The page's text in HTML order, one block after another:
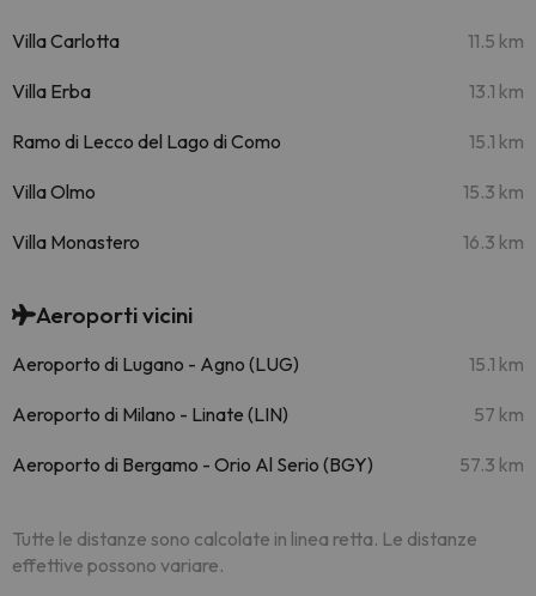
Villa Carlotta 11.5 km
Villa Erba 13.1 km
Ramo di Lecco del Lago di Como 15.1 km
Villa Olmo 15.3 km
Villa Monastero 16.3 km
Aeroporti vicini
Aeroporto di Lugano - Agno (LUG) 15.1 km
Aeroporto di Milano - Linate (LIN) 57 km
Aeroporto di Bergamo - Orio Al Serio (BGY) 57.3 km
Tutte le distanze sono calcolate in linea retta. Le distanze
effettive possono variare.